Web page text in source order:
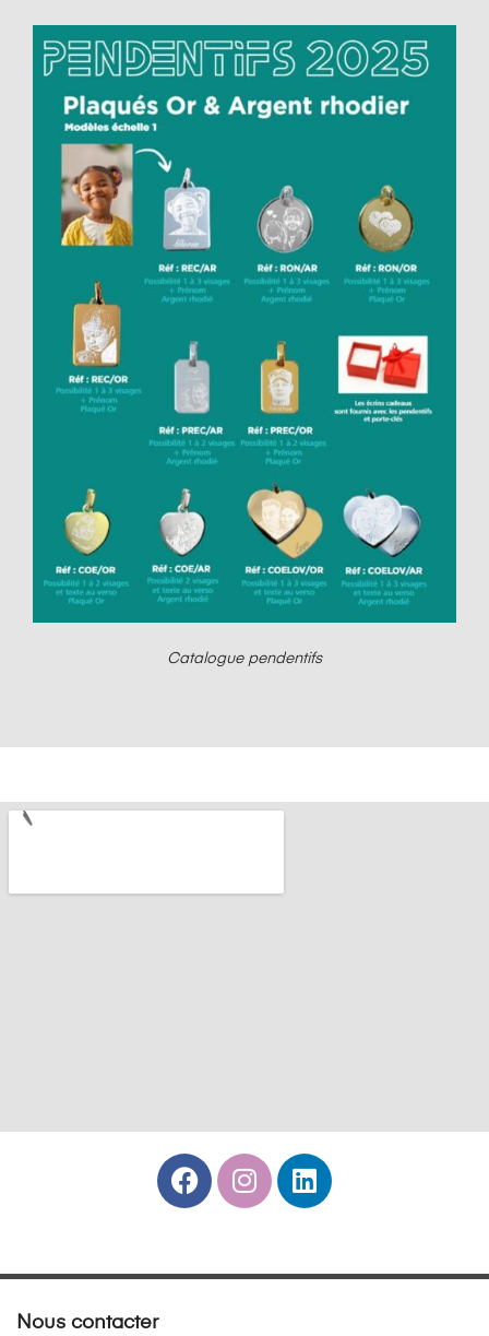
Catalogue pendentifs
Nous contacter